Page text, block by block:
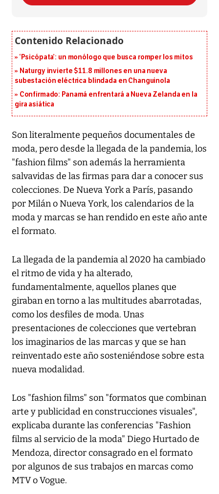
‘Psicópata’: un monólogo que busca romper los mitos
Naturgy invierte $11.8 millones en una nueva
subestación eléctrica blindada en Changuinola
Confirmado: Panamá enfrentará a Nueva Zelanda en la
gira asiática
Son literalmente pequeños documentales de
moda, pero desde la llegada de la pandemia, los
"fashion films" son además la herramienta
salvavidas de las firmas para dar a conocer sus
colecciones. De Nueva York a París, pasando
por Milán o Nueva York, los calendarios de la
moda y marcas se han rendido en este año ante
el formato.
La llegada de la pandemia al 2020 ha cambiado
el ritmo de vida y ha alterado,
fundamentalmente, aquellos planes que
giraban en torno a las multitudes abarrotadas,
como los desfiles de moda. Unas
presentaciones de colecciones que vertebran
los imaginarios de las marcas y que se han
reinventado este año sosteniéndose sobre esta
nueva modalidad.
Los "fashion films" son "formatos que combinan
arte y publicidad en construcciones visuales",
explicaba durante las conferencias "Fashion
films al servicio de la moda" Diego Hurtado de
Mendoza, director consagrado en el formato
por algunos de sus trabajos en marcas como
MTV o Vogue.